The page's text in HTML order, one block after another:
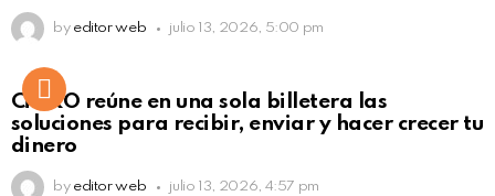
by editor web julio 13, 2026, 5:00 pm
Not Safe For Work
Click to view this post
CiNKO reúne en una sola billetera las
soluciones para recibir, enviar y hacer crecer tu
dinero
by editor web julio 13, 2026, 4:57 pm